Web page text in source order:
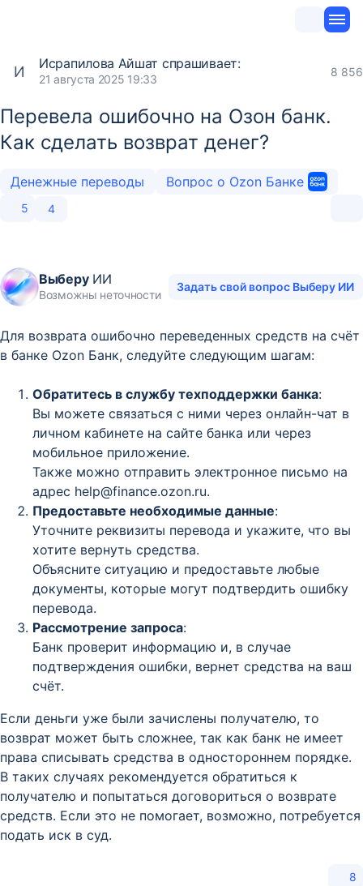
И Исрапилова Айшат спрашивает:
21 августа 2025 19:33
8 856
Перевела ошибочно на Озон банк.
Как сделать возврат денег?
Денежные переводы Вопрос о Ozon Банке
5 4
ВыберуИИ
Возможны неточности
Задать свой вопрос Выберу ИИ
Для возврата ошибочно переведенных средств на счёт
в банке Ozon Банк, следуйте следующим шагам:
Обратитесь в службу техподдержки банка:
Вы можете связаться с ними через онлайн-чат в
личном кабинете на сайте банка или через
мобильное приложение.
Также можно отправить электронное письмо на
адрес help@finance.ozon.ru.
Предоставьте необходимые данные:
Уточните реквизиты перевода и укажите, что вы
хотите вернуть средства.
Объясните ситуацию и предоставьте любые
документы, которые могут подтвердить ошибку
перевода.
Рассмотрение запроса:
Банк проверит информацию и, в случае
подтверждения ошибки, вернет средства на ваш
счёт.
Если деньги уже были зачислены получателю, то
возврат может быть сложнее, так как банк не имеет
права списывать средства в одностороннем порядке.
В таких случаях рекомендуется обратиться к
получателю и попытаться договориться о возврате
средств. Если это не помогает, возможно, потребуется
подать иск в суд.
8